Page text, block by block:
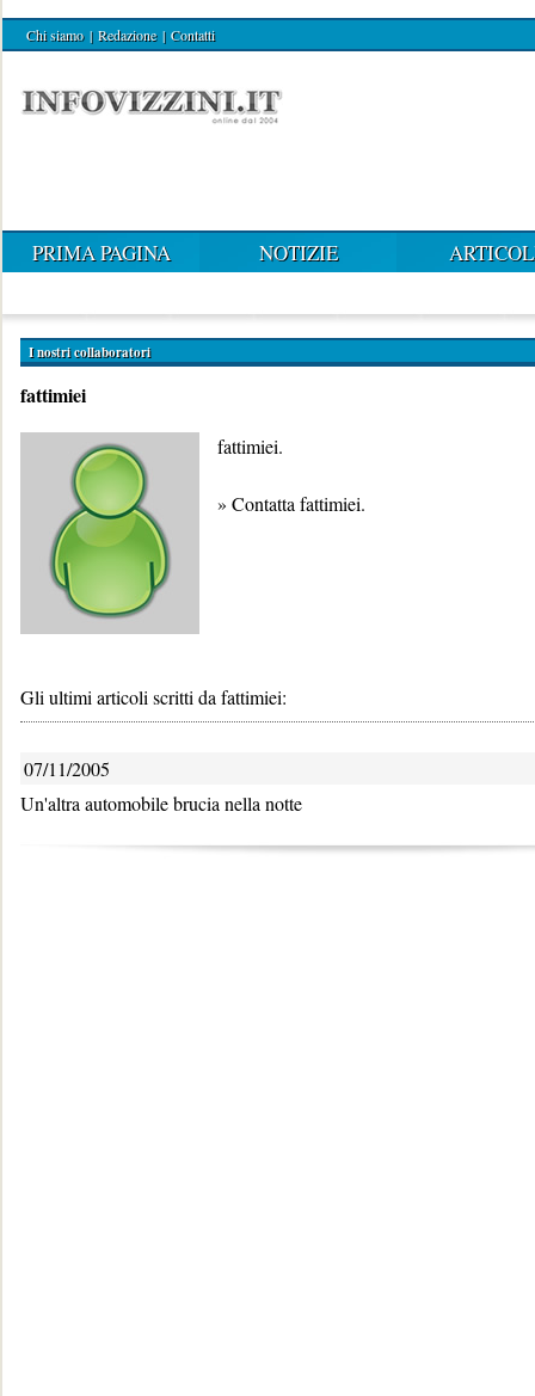
Chi siamo | Redazione | Contatti
PRIMA PAGINA NOTIZIE
I nostri collaboratori
fattimiei
fattimiei.
» Contatta fattimiei.
Gli ultimi articoli scritti da fattimiei:
07/11/2005
Un'altra automobile brucia nella notte